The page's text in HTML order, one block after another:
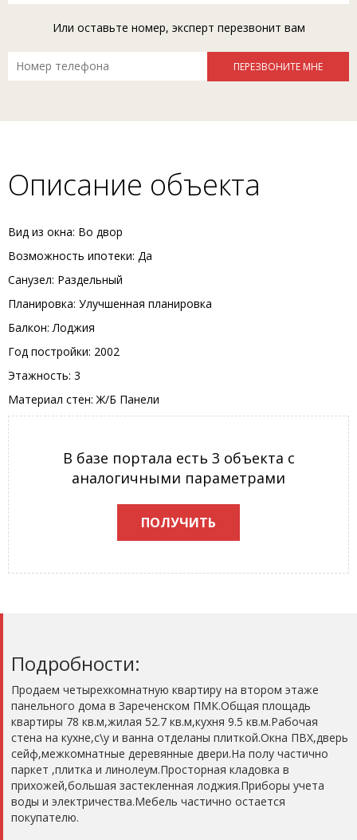
Или оставьте номер, эксперт перезвонит вам
Описание объекта
Вид из окна: Во двор
Возможность ипотеки: Да
Санузел: Раздельный
Планировка: Улучшенная планировка
Балкон: Лоджия
Год постройки: 2002
Этажность: 3
Материал стен: Ж/Б Панели
В базе портала есть 3 объекта с
аналогичными параметрами
ПОЛУЧИТЬ
Подробности:
Продаем четырехкомнатную квартиру на втором этаже
панельного дома в Зареченском ПМК.Общая площадь
квартиры 78 кв.м,жилая 52.7 кв.м,кухня 9.5 кв.м.Рабочая
стена на кухне,с\у и ванна отделаны плиткой.Окна ПВХ,дверь
сейф,межкомнатные деревянные двери.На полу частично
паркет ,плитка и линолеум.Просторная кладовка в
прихожей,большая застекленная лоджия.Приборы учета
воды и электричества.Мебель частично остается
покупателю.